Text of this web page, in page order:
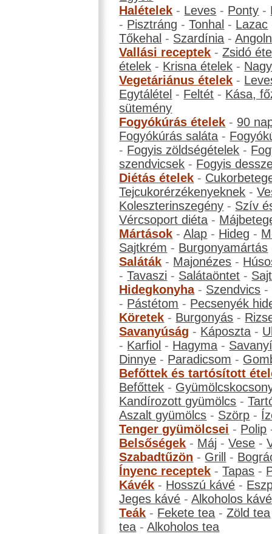
Halételek - Leves - Ponty -
- Pisztráng -Tonhal - Lazac
Tőkehal - Szardínia -
Vallási receptek -Zsidó
ételek - Krisna ételek -
Vegetáriánus ételek -
Egytálétel - Feltét - Kása,
sütemény
Fogyókúrás ételek - 90
Fogyókúrás saláta -
- Fogyis zöldségételek -
szendvicsek - Fogyis
Diétás ételek -
Tejcukorérzékenyeknek -
Koleszterinszegény - Szív
Vércsoport diéta -
Mártások -Alap - Hideg -
Sajtkrém - Burgonyamártás
Saláták - Majonézes -
-Tavaszi - Salátaöntet -
Hidegkonyha- Szendvics -
- Pástétom - Pecsenyék
Köretek - Burgonyás -
Savanyúság - Káposzta -
- Karfiol - Hagyma -
Dinnye - Paradicsom -
Befőttek és tartósított
Befőttek -
Kandírozott gyümölcs -
Aszalt gyümölcs - Szörp -
Tenger gyümölcsei - Polip
Belsőségek - Máj -Vese -
Szabadtűzön - Grill -
Ínyenc receptek -Tapas -
Kávék - Hosszú kávé -
Jeges kávé -Alkoholos kávé
Teák - Fekete tea -Zöld tea
tea -Alkoholos tea